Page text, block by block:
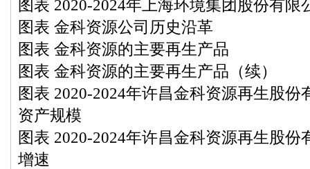
图表 2020-2024年上海环境集团股份有限
图表 金科资源公司历史沿革
图表 金科资源的主要再生产品
图表 金科资源的主要再生产品（续）
图表 2020-2024年许昌金科资源再生股份
资产规模
图表 2020-2024年许昌金科资源再生股份
增速